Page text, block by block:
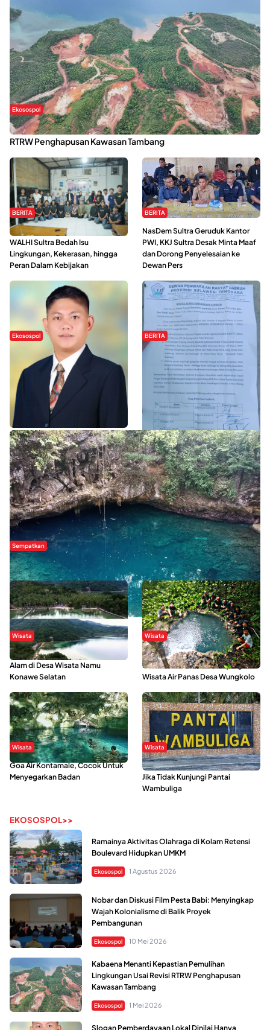
Ekosospol
Kabaena Menanti Kepastian Pemulihan Lingkungan Usai Revisi
RTRW Penghapusan Kawasan Tambang
BERITA
Refleksi Gerakan Perempuan,
WALHI Sultra Bedah Isu
Lingkungan, Kekerasan, hingga
Peran Dalam Kebijakan
BERITA
NasDem Sultra Geruduk Kantor
PWI, KKJ Sultra Desak Minta Maaf
dan Dorong Penyelesaian ke
Dewan Pers
Ekosospol
Slogan Pemberdayaan Lokal
Dinilai Hanya Pemanis, Tokoh
Pemuda Wilalang Kritik Dominasi
Orang Luar
BERITA
Hipmawani Bersama DPRD Sultra
Sepakati RDP Perihal IUP
Pertambangan di Pulau Wawonii
WISATA SULTRA >>
Sempatkan
Danau Rebi-Rebi, Pesona Alam Tersembunyi di Morowali
Wisata
Menikmati Suasana Keindahan
Alam di Desa Wisata Namu
Konawe Selatan
Wisata
Sering Menjadi Tempat Refreshing
Mahasiswa KKN, Yuk Kunjungi
Wisata Air Panas Desa Wungkolo
Wisata
Goa Air Kontamale, Cocok Untuk
Menyegarkan Badan
Wisata
Berkunjung Ke Wakatobi, Nyesal
Jika Tidak Kunjungi Pantai
Wambuliga
EKOSOSPOL>>
Ramainya Aktivitas Olahraga di Kolam Retensi
Boulevard Hidupkan UMKM
Ekosospol 1 Agustus 2026
Nobar dan Diskusi Film Pesta Babi: Menyingkap
Wajah Kolonialisme di Balik Proyek
Pembangunan
Ekosospol 10 Mei 2026
Kabaena Menanti Kepastian Pemulihan
Lingkungan Usai Revisi RTRW Penghapusan
Kawasan Tambang
Ekosospol 1 Mei 2026
Slogan Pemberdayaan Lokal Dinilai Hanya